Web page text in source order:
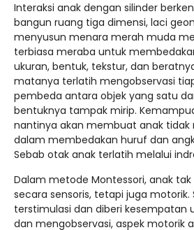
Interaksi anak dengan silinder
bangun ruang tiga dimensi, laci
menyusun menara merah muda
terbiasa meraba untuk
ukuran, bentuk, tekstur, dan
matanya terlatih mengobservasi
pembeda antara objek yang satu
bentuknya tampak mirip.
nantinya akan membuat anak tidak
dalam membedakan huruf dan
Sebab otak anak terlatih melalui
Dalam metode Montessori, anak
secara sensoris, tetapi juga motorik.
terstimulasi dan diberi kesempatan
dan mengobservasi, aspek motorik